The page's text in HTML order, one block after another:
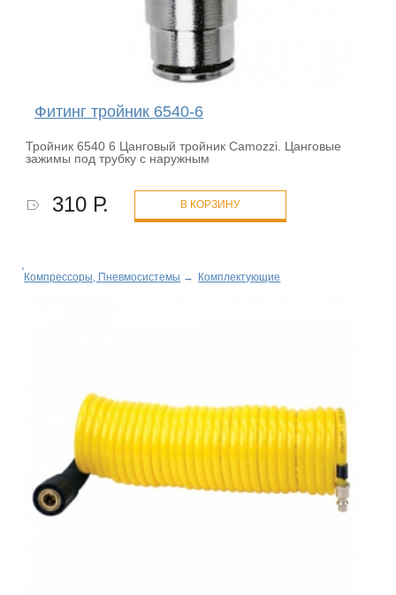
Фитинг тройник 6540-6
Тройник 6540 6 Цанговый тройник Camozzi. Цанговые
зажимы под трубку с наружным
310 Р. В КОРЗИНУ
Компрессоры, Пневмосистемы → Комплектующие